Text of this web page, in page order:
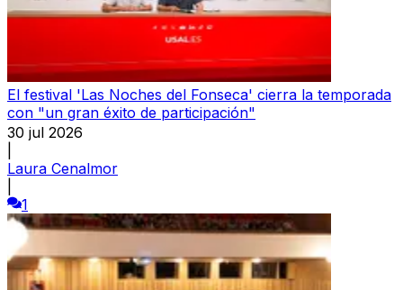
El festival 'Las Noches del Fonseca' cierra la temporada
con "un gran éxito de participación"
30 jul 2026
Laura Cenalmor
1